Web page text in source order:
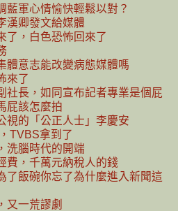
藍軍心情愉快輕鬆以對？
漢卿發文給媒體
了，白色恐怖回來了
體意志能改變病態媒體嗎
來了
社長，如同宣布記者專業是個屁
屁該怎麼拍
視的「公正人士」李慶安
TVBS拿到了
洗腦時代的開端
費，千萬元納稅人的錢
了飯碗你忘了為什麼進入新聞這
又一荒謬劇